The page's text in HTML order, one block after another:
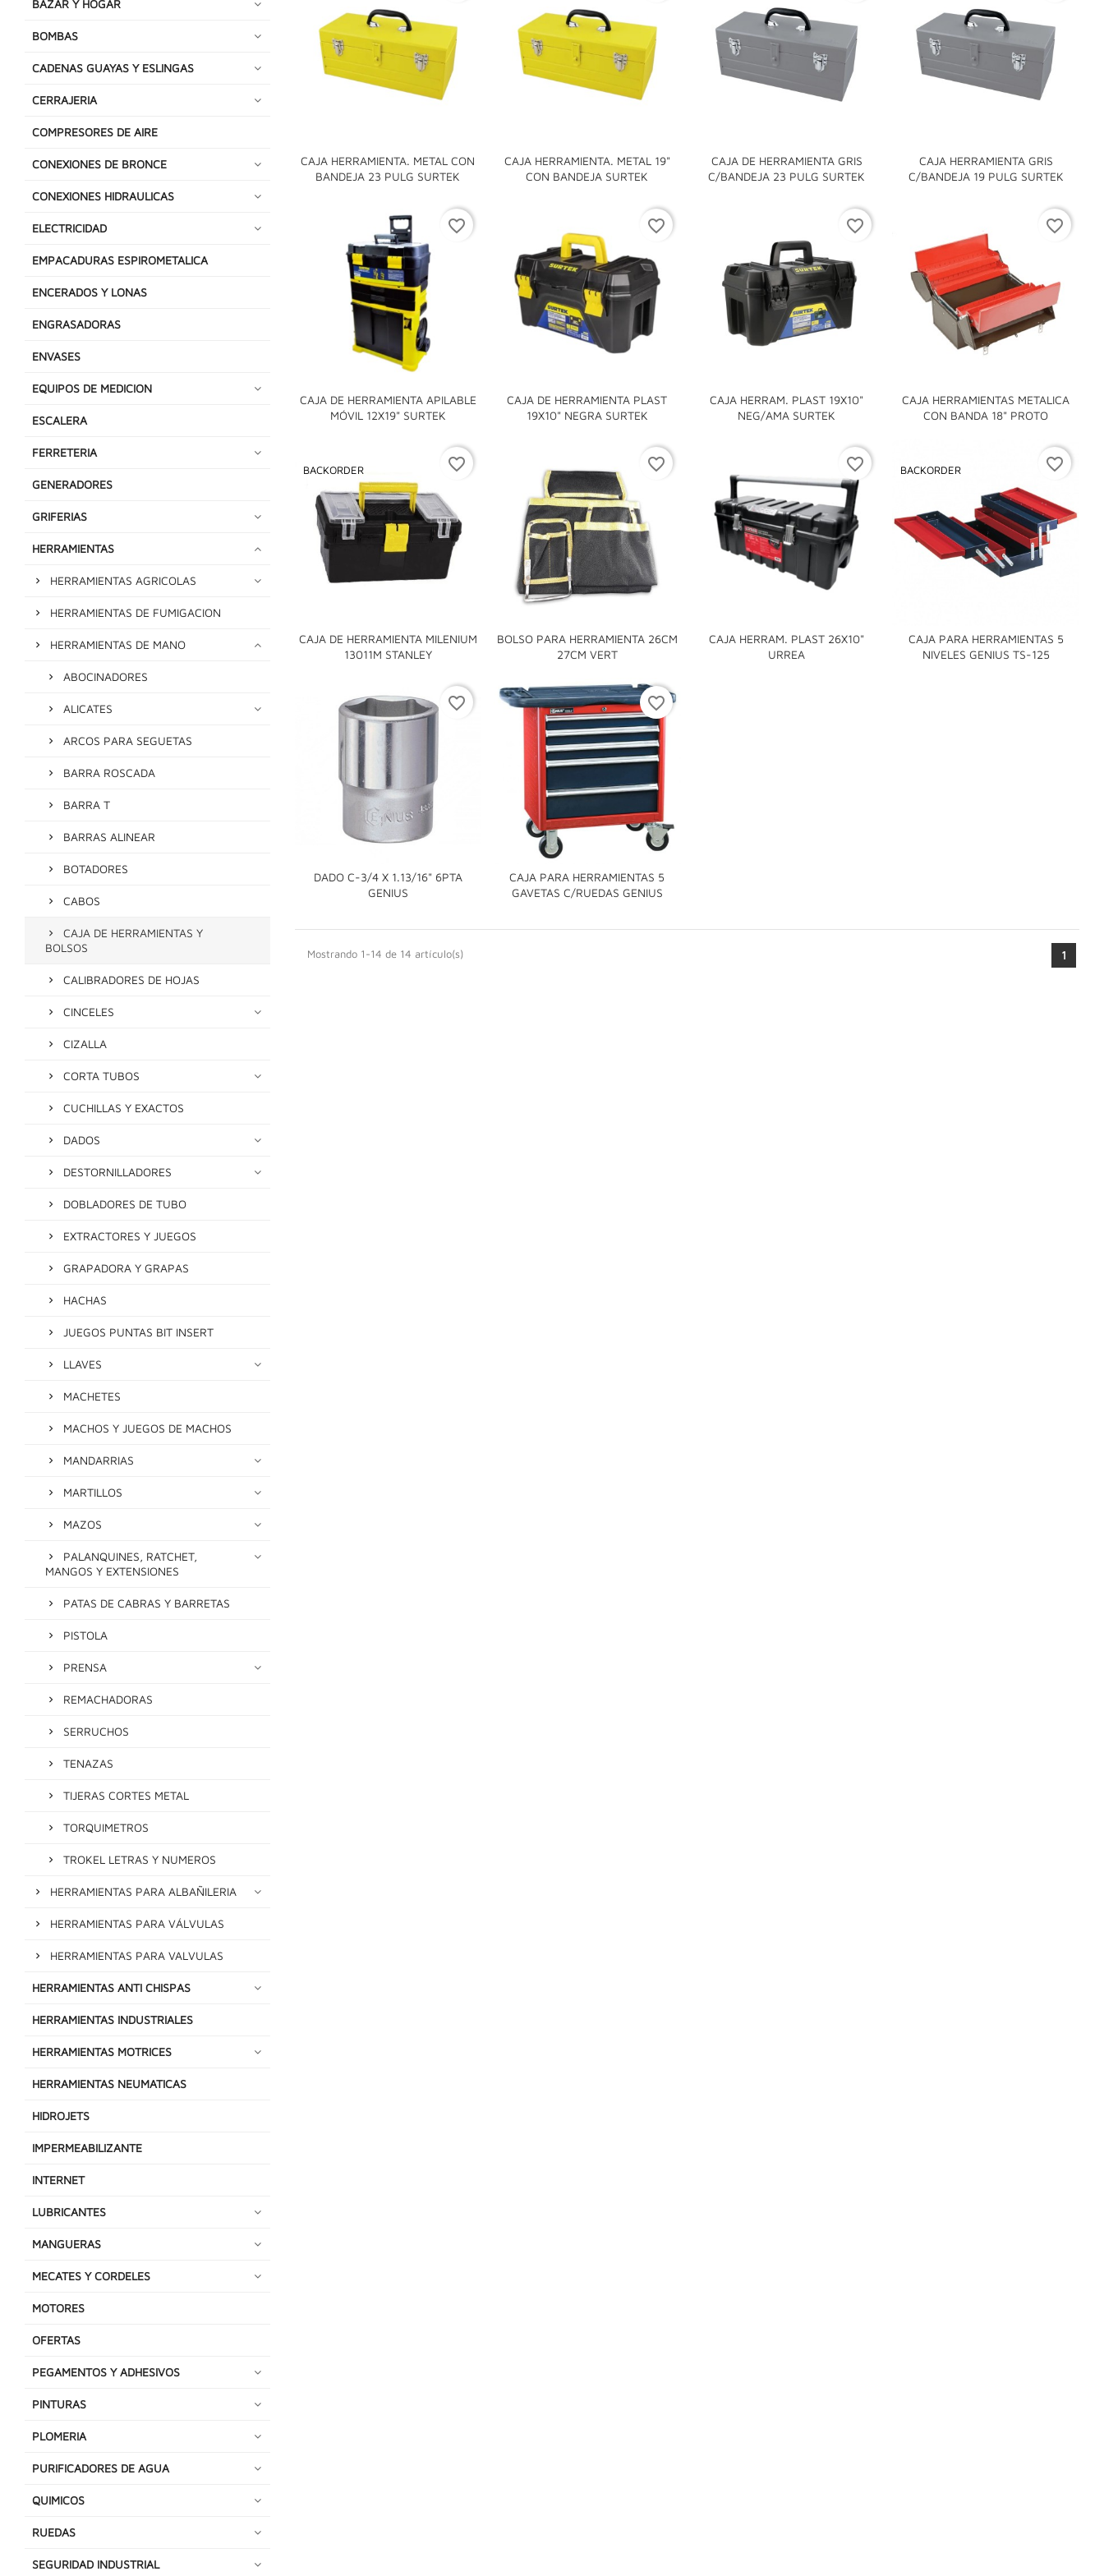
BAZAR Y HOGAR
BOMBAS
CADENAS GUAYAS Y ESLINGAS
CERRAJERIA
COMPRESORES DE AIRE
CONEXIONES DE BRONCE
CONEXIONES HIDRAULICAS
ELECTRICIDAD
EMPACADURAS ESPIROMETALICA
ENCERADOS Y LONAS
ENGRASADORAS
ENVASES
EQUIPOS DE MEDICION
ESCALERA
FERRETERIA
GENERADORES
GRIFERIAS
HERRAMIENTAS
HERRAMIENTAS AGRICOLAS
HERRAMIENTAS DE FUMIGACION
HERRAMIENTAS DE MANO
ABOCINADORES
ALICATES
ARCOS PARA SEGUETAS
BARRA ROSCADA
BARRA T
BARRAS ALINEAR
BOTADORES
CABOS
CAJA DE HERRAMIENTAS Y
BOLSOS
CALIBRADORES DE HOJAS
CINCELES
CIZALLA
CORTA TUBOS
CUCHILLAS Y EXACTOS
DADOS
DESTORNILLADORES
DOBLADORES DE TUBO
EXTRACTORES Y JUEGOS
GRAPADORA Y GRAPAS
HACHAS
JUEGOS PUNTAS BIT INSERT
LLAVES
MACHETES
MACHOS Y JUEGOS DE MACHOS
MANDARRIAS
MARTILLOS
MAZOS
PALANQUINES, RATCHET,
MANGOS Y EXTENSIONES
PATAS DE CABRAS Y BARRETAS
PISTOLA
PRENSA
REMACHADORAS
SERRUCHOS
TENAZAS
TIJERAS CORTES METAL
TORQUIMETROS
TROKEL LETRAS Y NUMEROS
HERRAMIENTAS PARA ALBAÑILERIA
HERRAMIENTAS PARA VÁLVULAS
HERRAMIENTAS PARA VALVULAS
HERRAMIENTAS ANTI CHISPAS
HERRAMIENTAS INDUSTRIALES
HERRAMIENTAS MOTRICES
HERRAMIENTAS NEUMATICAS
HIDROJETS
IMPERMEABILIZANTE
INTERNET
LUBRICANTES
MANGUERAS
MECATES Y CORDELES
MOTORES
OFERTAS
PEGAMENTOS Y ADHESIVOS
PINTURAS
PLOMERIA
PURIFICADORES DE AGUA
QUIMICOS
RUEDAS
SEGURIDAD INDUSTRIAL
CAJA HERRAMIENTA. METAL CON
BANDEJA 23 PULG SURTEK

CAJA HERRAMIENTA. METAL 19"
CON BANDEJA SURTEK

CAJA DE HERRAMIENTA GRIS
C/BANDEJA 23 PULG SURTEK

CAJA HERRAMIENTA GRIS
C/BANDEJA 19 PULG SURTEK

CAJA DE HERRAMIENTA APILABLE
MÓVIL 12X19" SURTEK

favorite_border
CAJA DE HERRAMIENTA PLAST
19X10" NEGRA SURTEK

favorite_border
CAJA HERRAM. PLAST 19X10"
NEG/AMA SURTEK

favorite_border
CAJA HERRAMIENTAS METALICA
CON BANDA 18" PROTO

favorite_border
CAJA DE HERRAMIENTA MILENIUM
13011M STANLEY
BACKORDER

favorite_border
BOLSO PARA HERRAMIENTA 26CM
27CM VERT

favorite_border
CAJA HERRAM. PLAST 26X10"
URREA

favorite_border
CAJA PARA HERRAMIENTAS 5
NIVELES GENIUS TS-125
BACKORDER

favorite_border
DADO C-3/4 X 1.13/16" 6PTA
GENIUS

favorite_border
CAJA PARA HERRAMIENTAS 5
GAVETAS C/RUEDAS GENIUS

favorite_border
Mostrando 1-14 de 14 artículo(s) 1